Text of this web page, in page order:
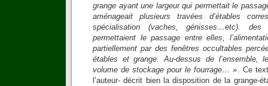
grange ayant une largeur qui permettait le
aménageait plusieurs travées d’étables
spécialisation (vaches, génisses…etc). des
permettaient le passage entre elles,
partiellement par des fenêtres occultables
étables et grange. Au-dessus de l’ensemble,
volume de stockage pour le fourrage… ». Ce
l’auteur- décrit bien la disposition de la grange-